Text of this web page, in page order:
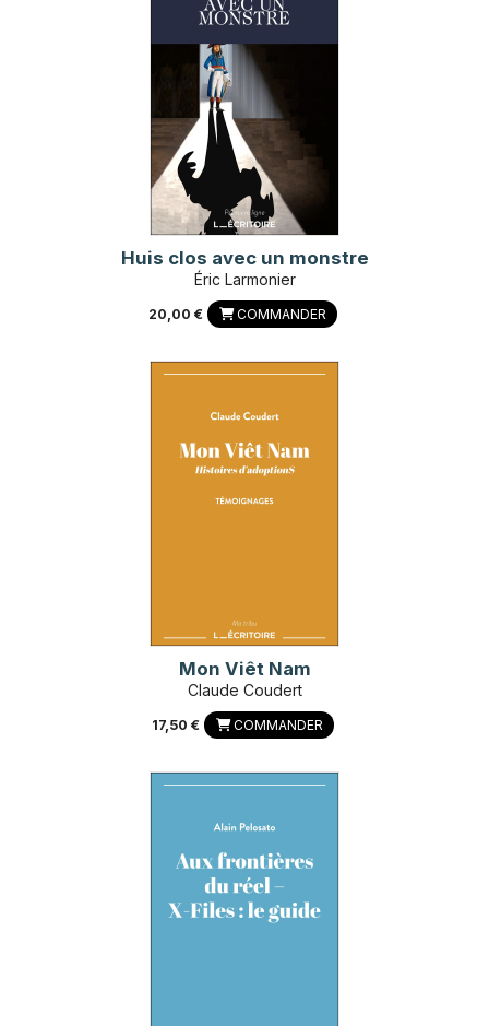
Huis clos avec un monstre
Éric Larmonier
20,00 € COMMANDER
Mon Viêt Nam
Claude Coudert
17,50 € COMMANDER